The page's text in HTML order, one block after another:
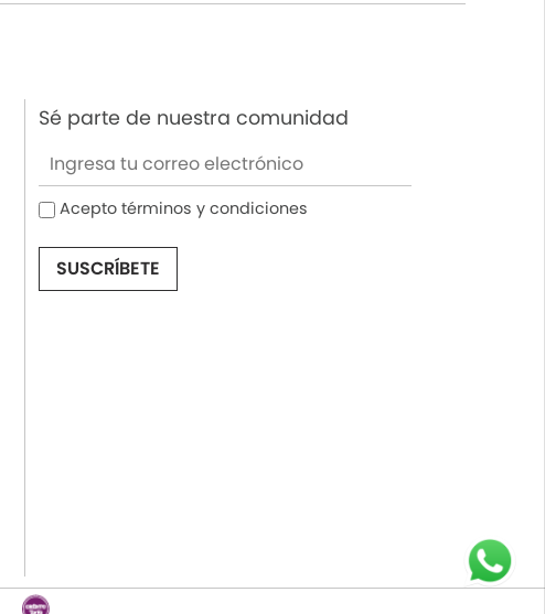
Sé parte de nuestra comunidad
Acepto términos y condiciones